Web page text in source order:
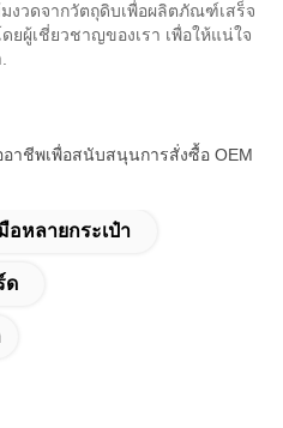
งวดจากวัตถุดิบเพื่อผลิตภัณฑ์เสร็จ
ผู้เชี่ยวชาญของเรา เพื่อให้แน่ใจ
าชีพเพื่อสนับสนุนการสั่งซื้อ OEM
อหลายกระเป๋า
ด